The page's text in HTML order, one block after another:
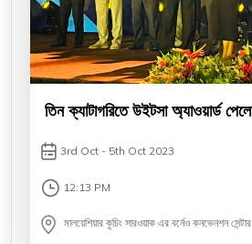
তিন ক্যাটাগরিতে উইটসা অ্যাওয়ার্ড
3rd Oct - 5th Oct 2023
12:13 PM
মালয়েশিয়ার কুচিং সারওয়াক এর বর্নেও কনভেনশন সেন্টার